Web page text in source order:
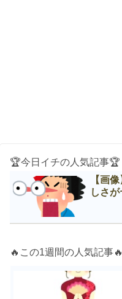
🏆今日イチの人気記事🏆
【画
しさ
🔥この1週間の人気記事